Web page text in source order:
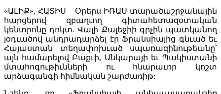
«ԱԼԻՔ», ՀԱՏԻՍ – Օրերս ԻՌԱՍ տարածաշրջանային
հարցերով զբաղւող գիտահետազօտական
կենտրոնը դոկտ. Վալի Քալեջիի գրչին պատկանող
յօդւածով անդրադարձել էր Ֆրանսիայից գնւած եւ
Հայաստան տեղափոխւած սպառազինութեանը՝
այն համարելով Բաքւի, Անկարայի եւ Պակիստանի
մտահոգութիւնների ու հնարաւոր կոշտ
արձագանգի հիմնական շարժառիթ: